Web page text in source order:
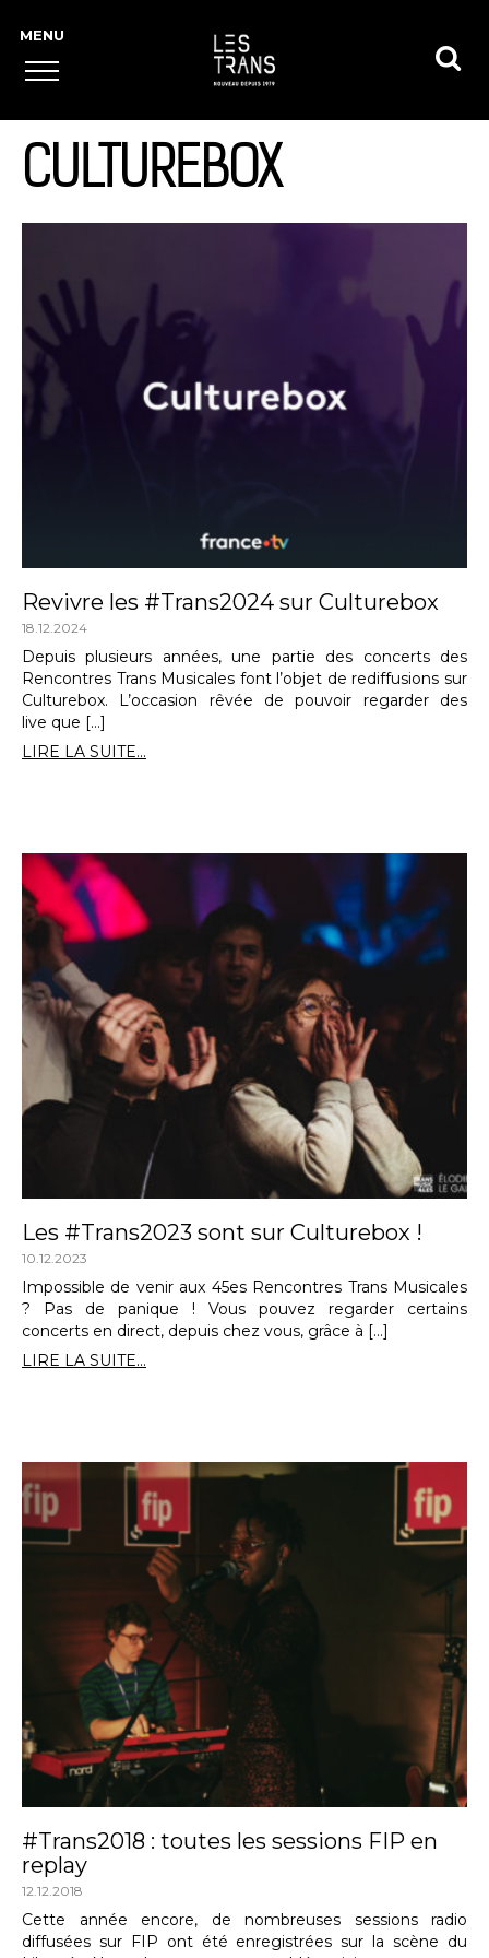
CULTUREBOX
Revivre les #Trans2024 sur Culturebox
18.12.2024
Depuis plusieurs années, une partie des concerts des
Rencontres Trans Musicales font l’objet de rediffusions sur
Culturebox. L’occasion rêvée de pouvoir regarder des
live que […]
LIRE LA SUITE...
Les #Trans2023 sont sur Culturebox !
10.12.2023
Impossible de venir aux 45es Rencontres Trans Musicales
? Pas de panique ! Vous pouvez regarder certains
concerts en direct, depuis chez vous, grâce à […]
LIRE LA SUITE...
#Trans2018 : toutes les sessions FIP en
replay
12.12.2018
Cette année encore, de nombreuses sessions radio
diffusées sur FIP ont été enregistrées sur la scène du